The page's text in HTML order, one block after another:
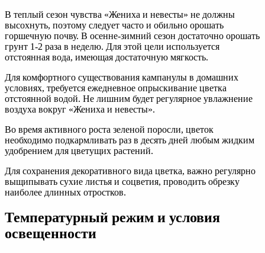
В теплый сезон чувства «Жениха и невесты» не должны
высохнуть, поэтому следует часто и обильно орошать
горшечную почву. В осенне-зимний сезон достаточно орошать
грунт 1-2 раза в неделю. Для этой цели используется
отстоянная вода, имеющая достаточную мягкость.
Для комфортного существования кампанулы в домашних
условиях, требуется ежедневное опрыскивание цветка
отстоянной водой. Не лишним будет регулярное увлажнение
воздуха вокруг «Жениха и невесты».
Во время активного роста зеленой поросли, цветок
необходимо подкармливать раз в десять дней любым жидким
удобрением для цветущих растений.
Для сохранения декоративного вида цветка, важно регулярно
выщипывать сухие листья и соцветия, проводить обрезку
наиболее длинных отростков.
Температурный режим и условия
освещенности